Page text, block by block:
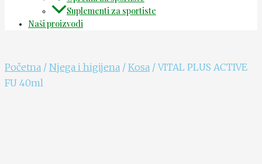
Suplementi za sportiste
Naši proizvodi
Početna / Njega i higijena / Kosa / VITAL PLUS ACTIVE
FU 40ml